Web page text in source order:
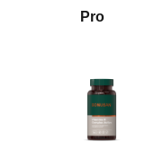
Pro